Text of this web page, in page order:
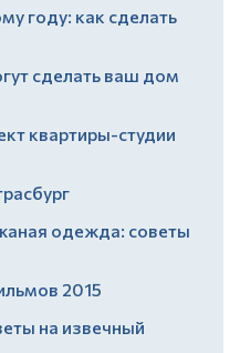
году: как сделать
сделать ваш дом
квартиры-студии
одежда: советы
2015
на извечный